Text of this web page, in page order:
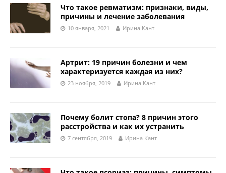
Что такое ревматизм: признаки, виды,
причины и лечение заболевания
10 января, 2021 Ирина Кант
Артрит: 19 причин болезни и чем
характеризуется каждая из них?
23 ноября, 2019 Ирина Кант
Почему болит стопа? 8 причин этого
расстройства и как их устранить
7 сентября, 2019 Ирина Кант